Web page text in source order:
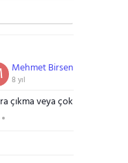
Mehmet Birsen
8 yıl
çıkma veya çok